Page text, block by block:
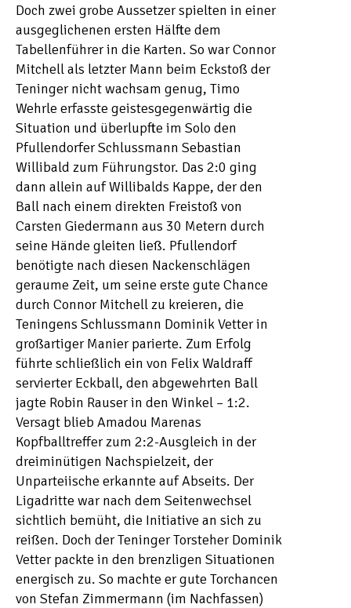
Doch zwei grobe Aussetzer spielten in einer
ausgeglichenen ersten Hälfte dem
Tabellenführer in die Karten. So war Connor
Mitchell als letzter Mann beim Eckstoß der
Teninger nicht wachsam genug, Timo
Wehrle erfasste geistesgegenwärtig die
Situation und überlupfte im Solo den
Pfullendorfer Schlussmann Sebastian
Willibald zum Führungstor. Das 2:0 ging
dann allein auf Willibalds Kappe, der den
Ball nach einem direkten Freistoß von
Carsten Giedermann aus 30 Metern durch
seine Hände gleiten ließ. Pfullendorf
benötigte nach diesen Nackenschlägen
geraume Zeit, um seine erste gute Chance
durch Connor Mitchell zu kreieren, die
Teningens Schlussmann Dominik Vetter in
großartiger Manier parierte. Zum Erfolg
führte schließlich ein von Felix Waldraff
servierter Eckball, den abgewehrten Ball
jagte Robin Rauser in den Winkel – 1:2.
Versagt blieb Amadou Marenas
Kopfballtreffer zum 2:2-Ausgleich in der
dreiminütigen Nachspielzeit, der
Unparteiische erkannte auf Abseits. Der
Ligadritte war nach dem Seitenwechsel
sichtlich bemüht, die Initiative an sich zu
reißen. Doch der Teninger Torsteher Dominik
Vetter packte in den brenzligen Situationen
energisch zu. So machte er gute Torchancen
von Stefan Zimmermann (im Nachfassen)